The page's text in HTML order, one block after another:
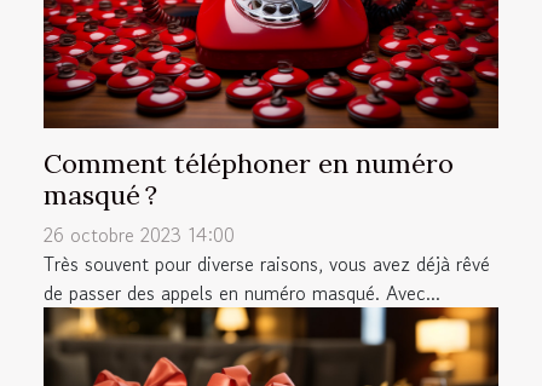
Comment téléphoner en numéro
masqué ?
26 octobre 2023 14:00
Très souvent pour diverse raisons, vous avez déjà rêvé
de passer des appels en numéro masqué. Avec...